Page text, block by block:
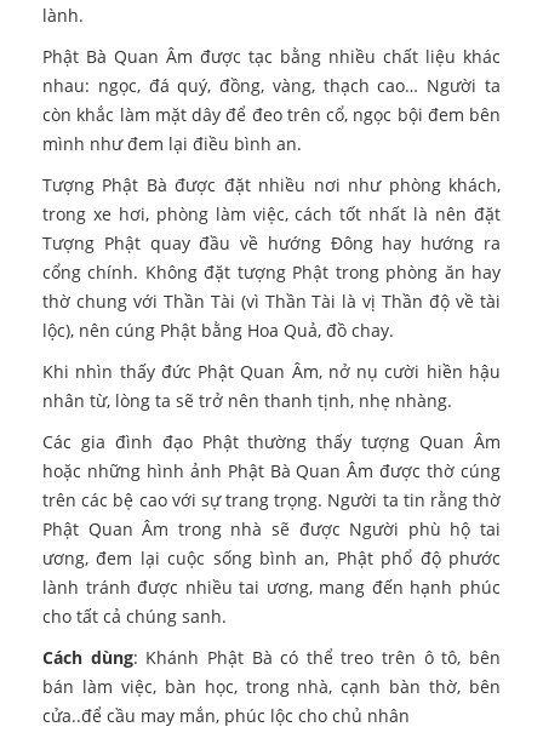
lành.
Phật Bà Quan Âm được tạc bằng nhiều chất liệu khác
nhau: ngọc, đá quý, đồng, vàng, thạch cao… Người ta
còn khắc làm mặt dây để đeo trên cổ, ngọc bội đem bên
mình như đem lại điều bình an.
Tượng Phật Bà được đặt nhiều nơi như phòng khách,
trong xe hơi, phòng làm việc, cách tốt nhất là nên đặt
Tượng Phật quay đầu về hướng Đông hay hướng ra
cổng chính. Không đặt tượng Phật trong phòng ăn hay
thờ chung với Thần Tài (vì Thần Tài là vị Thần độ về tài
lộc), nên cúng Phật bằng Hoa Quả, đồ chay.
Khi nhìn thấy đức Phật Quan Âm, nở nụ cười hiền hậu
nhân từ, lòng ta sẽ trở nên thanh tịnh, nhẹ nhàng.
Các gia đình đạo Phật thường thấy tượng Quan Âm
hoặc những hình ảnh Phật Bà Quan Âm được thờ cúng
trên các bệ cao với sự trang trọng. Người ta tin rằng thờ
Phật Quan Âm trong nhà sẽ được Người phù hộ tai
ương, đem lại cuộc sống bình an, Phật phổ độ phước
lành tránh được nhiều tai ương, mang đến hạnh phúc
cho tất cả chúng sanh.
Cách dùng: Khánh Phật Bà có thể treo trên ô tô, bên
bán làm việc, bàn học, trong nhà, cạnh bàn thờ, bên
cửa..để cầu may mắn, phúc lộc cho chủ nhân